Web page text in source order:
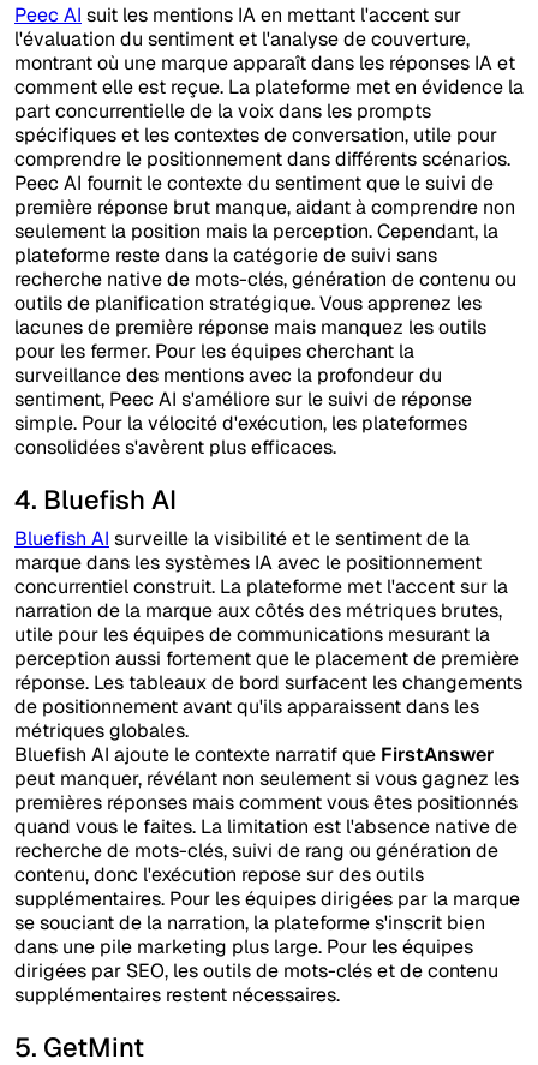
Peec AI suit les mentions IA en mettant l'accent sur
l'évaluation du sentiment et l'analyse de couverture,
montrant où une marque apparaît dans les réponses IA et
comment elle est reçue. La plateforme met en évidence la
part concurrentielle de la voix dans les prompts
spécifiques et les contextes de conversation, utile pour
comprendre le positionnement dans différents scénarios.
Peec AI fournit le contexte du sentiment que le suivi de
première réponse brut manque, aidant à comprendre non
seulement la position mais la perception. Cependant, la
plateforme reste dans la catégorie de suivi sans
recherche native de mots-clés, génération de contenu ou
outils de planification stratégique. Vous apprenez les
lacunes de première réponse mais manquez les outils
pour les fermer. Pour les équipes cherchant la
surveillance des mentions avec la profondeur du
sentiment, Peec AI s'améliore sur le suivi de réponse
simple. Pour la vélocité d'exécution, les plateformes
consolidées s'avèrent plus efficaces.
4. Bluefish AI
Bluefish AI surveille la visibilité et le sentiment de la
marque dans les systèmes IA avec le positionnement
concurrentiel construit. La plateforme met l'accent sur la
narration de la marque aux côtés des métriques brutes,
utile pour les équipes de communications mesurant la
perception aussi fortement que le placement de première
réponse. Les tableaux de bord surfacent les changements
de positionnement avant qu'ils apparaissent dans les
métriques globales.
Bluefish AI ajoute le contexte narratif que FirstAnswer
peut manquer, révélant non seulement si vous gagnez les
premières réponses mais comment vous êtes positionnés
quand vous le faites. La limitation est l'absence native de
recherche de mots-clés, suivi de rang ou génération de
contenu, donc l'exécution repose sur des outils
supplémentaires. Pour les équipes dirigées par la marque
se souciant de la narration, la plateforme s'inscrit bien
dans une pile marketing plus large. Pour les équipes
dirigées par SEO, les outils de mots-clés et de contenu
supplémentaires restent nécessaires.
5. GetMint